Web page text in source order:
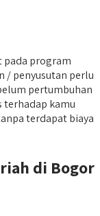
pada program
/ penyusutan perlu
pertumbuhan
terhadap kamu
terdapat biaya
di Bogor